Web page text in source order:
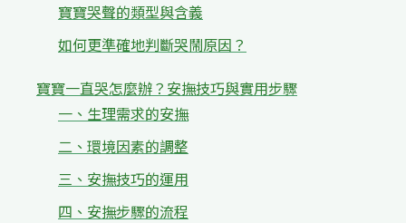
寶寶哭聲的類型與含義
如何更準確地判斷哭鬧原因？
寶寶一直哭怎麼辦？安撫技巧與實用步驟
一、生理需求的安撫
二、環境因素的調整
三、安撫技巧的運用
四、安撫步驟的流程